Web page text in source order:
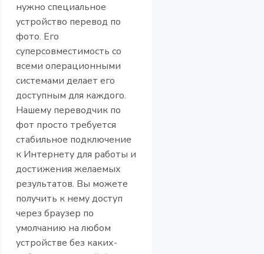
нужно специальное
устройство перевод по
фото. Его
суперсовместимость со
всеми операционными
системами делает его
доступным для каждого.
Нашему переводчик по
фот просто требуется
стабильное подключение
к Интернету для работы и
достижения желаемых
результатов. Вы можете
получить к нему доступ
через браузер по
умолчанию на любом
устройстве без каких-